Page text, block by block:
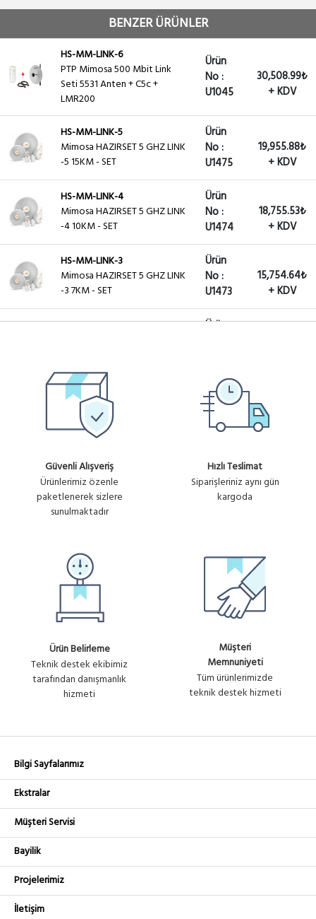
BENZER ÜRÜNLER
HS-MM-LINK-6
PTP Mimosa 500 Mbit Link
Seti 5531 Anten + C5c +
LMR200
Ürün
No :
U1045
30,508.99₺
+ KDV
HS-MM-LINK-5
Mimosa HAZIRSET 5 GHZ LINK
-5 15KM - SET
Ürün
No :
U1475
19,955.88₺
+ KDV
HS-MM-LINK-4
Mimosa HAZIRSET 5 GHZ LINK
-4 10KM - SET
Ürün
No :
U1474
18,755.53₺
+ KDV
HS-MM-LINK-3
Mimosa HAZIRSET 5 GHZ LINK
-3 7KM - SET
Ürün
No :
U1473
15,754.64₺
+ KDV
HS-MM-LINK-2
Ürün
HS-MM-LINK-1
Mimosa HAZIRSET 5 GHZ LINK
-1 3KM - SET
Ürün
No :
U1470
13,003.83₺
+ KDV
Güvenli Alışveriş
Ürünlerimiz özenle
paketlenerek sizlere
sunulmaktadır
Hızlı Teslimat
Siparişleriniz aynı gün
kargoda
Ürün Belirleme
Teknik destek ekibimiz
tarafından danışmanlık
hizmeti
Müşteri
Memnuniyeti
Tüm ürünlerimizde
teknik destek hizmeti
Bilgi Sayfalarımız
Ekstralar
Müşteri Servisi
Bayilik
Projelerimiz
İletişim